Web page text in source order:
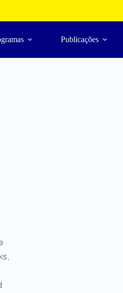
Publicações